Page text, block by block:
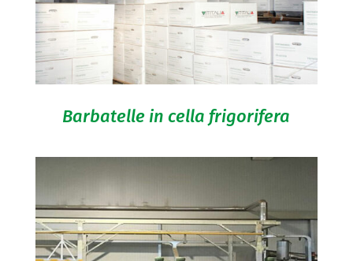
Barbatelle in cella frigorifera